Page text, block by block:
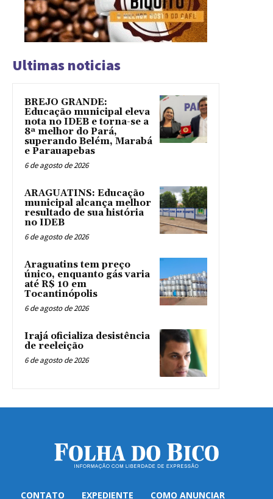
Ultimas noticias
BREJO GRANDE:
Educação municipal eleva
nota no IDEB e torna-se a
8ª melhor do Pará,
superando Belém, Marabá
e Parauapebas
6 de agosto de 2026
ARAGUATINS: Educação
municipal alcança melhor
resultado de sua história
no IDEB
6 de agosto de 2026
Araguatins tem preço
único, enquanto gás varia
até R$ 10 em
Tocantinópolis
6 de agosto de 2026
Irajá oficializa desistência
de reeleição
6 de agosto de 2026
CONTATO EXPEDIENTE COMO ANUNCIAR